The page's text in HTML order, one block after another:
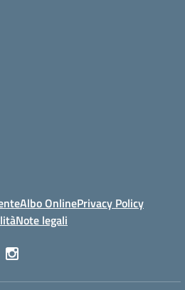
Albo OnlinePrivacy Policy
Note legali